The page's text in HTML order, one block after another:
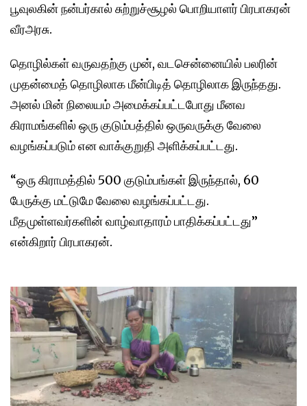
பூவுலகின் நன்பர்கால் சுற்றுச்சூழல் பொறியாளர் பிரபாகரன்
வீரஅரசு.
தொழில்கள் வருவதற்கு முன், வடசென்னையில் பலரின்
முதன்மைத் தொழிலாக மீன்பிடித் தொழிலாக இருந்தது.
அனல் மின் நிலையம் அமைக்கப்பட்டபோது மீனவ
கிராமங்களில் ஒரு குடும்பத்தில் ஒருவருக்கு வேலை
வழங்கப்படும் என வாக்குறுதி அளிக்கப்பட்டது.
“ஒரு கிராமத்தில் 500 குடும்பங்கள் இருந்தால், 60
பேருக்கு மட்டுமே வேலை வழங்கப்பட்டது.
மீதமுள்ளவர்களின் வாழ்வாதாரம் பாதிக்கப்பட்டது”
என்கிறார் பிரபாகரன்.